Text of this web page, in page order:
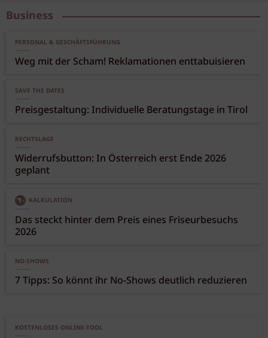
Business
PERSONAL & GESCHÄFTSFÜHRUNG
Weg mit der Scham! Reklamationen enttabuisieren
SAVE THE DATES
Preisgestaltung: Individuelle Beratungstage in Tirol
RECHTSLAGE
Widerrufsbutton: In Österreich erst Ende 2026
geplant
KALKULATION
Das steckt hinter dem Preis eines Friseurbesuchs
2026
NO-SHOWS
7 Tipps: So könnt ihr No-Shows deutlich reduzieren
KOSTENLOSES ONLINE-TOOL